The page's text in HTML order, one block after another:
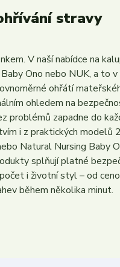
stravy
V naší nabídce na
Ono nebo NUK, a to v
ohřátí
ohledem na
problémů zapadne do
i z praktických modelů
Natural Nursing Baby
splňují platné
i životní styl – od
během několika minut.